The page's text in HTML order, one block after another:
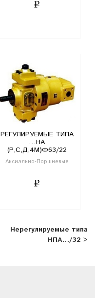
РЕГУЛИРУЕМЫЕ ТИПА
…НА
(Р,С,Д,4М)Ф63/22
Аксиально-Поршневые
Нерегулируемые типа
НПА…/32 >